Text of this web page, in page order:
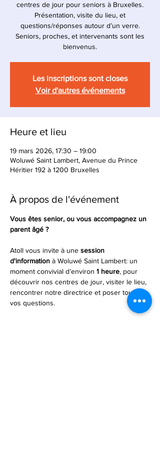
centres de jour pour seniors à Bruxelles.
Présentation, visite du lieu, et
questions/réponses autour d’un verre.
Seniors, proches, et intervenants sont les
bienvenus.
Les inscriptions sont closes
Voir d'autres événements
Heure et lieu
19 mars 2026, 17:30 – 19:00
Woluwé Saint Lambert, Avenue du Prince
Héritier 192 à 1200 Bruxelles
À propos de l'événement
Vous êtes senior, ou vous accompagnez un
parent âgé ?
Atoll vous invite à une session
d'information à Woluwé Saint Lambert: un
moment convivial d’environ 1 heure, pour
découvrir nos centres de jour, visiter le lieu,
rencontrer notre directrice et poser toutes
vos questions.